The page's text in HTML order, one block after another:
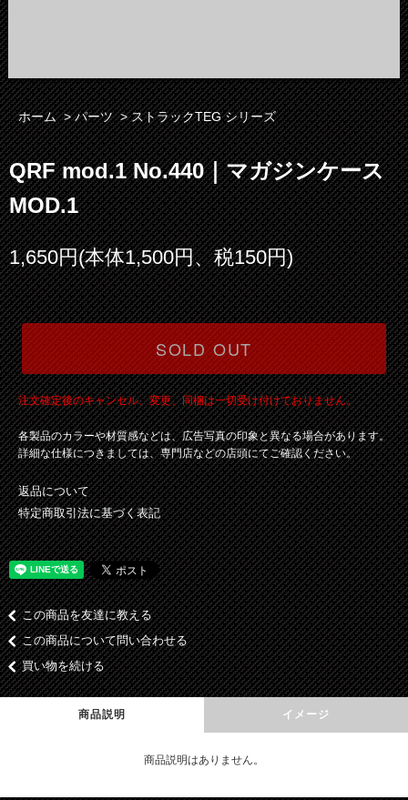
ホーム >パーツ >ストラックTEG シリーズ
QRF mod.1 No.440｜マガジンケース
MOD.1
1,650円(本体1,500円、税150円)
SOLD OUT
注文確定後のキャンセル、変更、同梱は一切受け付けておりません。
各製品のカラーや材質感などは、広告写真の印象と異なる場合があります。
詳細な仕様につきましては、専門店などの店頭にてご確認ください。
返品について
特定商取引法に基づく表記
この商品を友達に教える
この商品について問い合わせる
買い物を続ける
商品説明 イメージ
商品説明はありません。